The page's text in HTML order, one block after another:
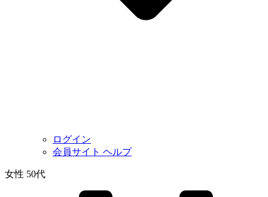
ログイン
会員サイト ヘルプ
女性 50代